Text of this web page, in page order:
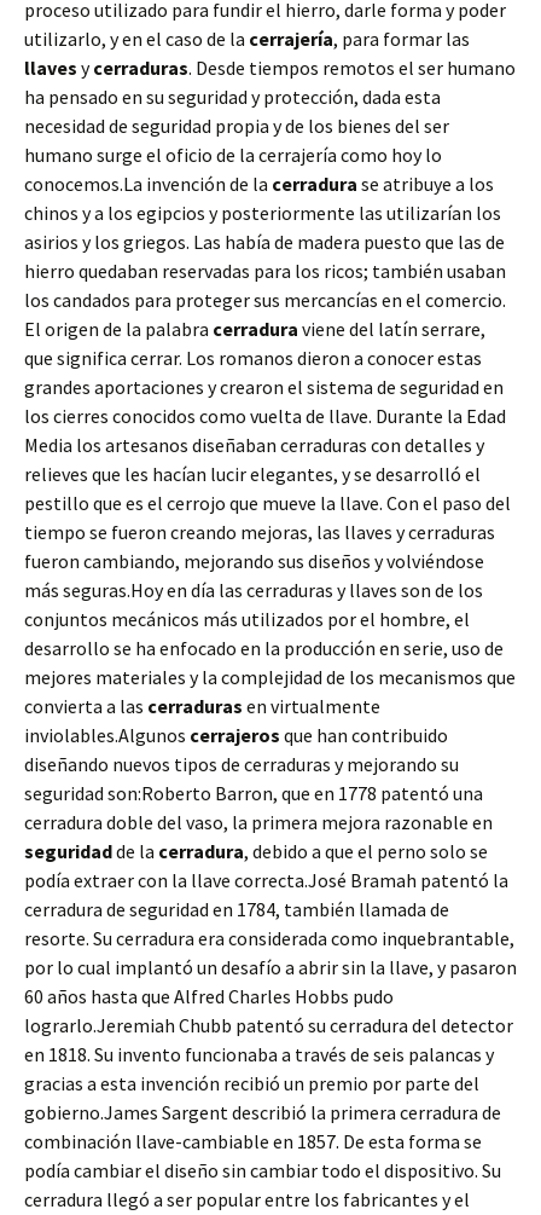
proceso utilizado para fundir el hierro, darle forma y poder
utilizarlo, y en el caso de la cerrajería, para formar las
llaves ycerraduras. Desde tiempos remotos el ser humano
ha pensado en su seguridad y protección, dada esta
necesidad de seguridad propia y de los bienes del ser
humano surge el oficio de la cerrajería como hoy lo
conocemos.La invención de la cerradura se atribuye a los
chinos y a los egipcios y posteriormente las utilizarían los
asirios y los griegos. Las había de madera puesto que las de
hierro quedaban reservadas para los ricos; también usaban
los candados para proteger sus mercancías en el comercio.
El origen de la palabra cerradura viene del latín serrare,
que significa cerrar. Los romanos dieron a conocer estas
grandes aportaciones y crearon el sistema de seguridad en
los cierres conocidos como vuelta de llave. Durante la Edad
Media los artesanos diseñaban cerraduras con detalles y
relieves que les hacían lucir elegantes, y se desarrolló el
pestillo que es el cerrojo que mueve la llave. Con el paso del
tiempo se fueron creando mejoras, las llaves y cerraduras
fueron cambiando, mejorando sus diseños y volviéndose
más seguras.Hoy en día las cerraduras y llaves son de los
conjuntos mecánicos más utilizados por el hombre, el
desarrollo se ha enfocado en la producción en serie, uso de
mejores materiales y la complejidad de los mecanismos que
convierta a las cerraduras en virtualmente
inviolables.Algunos cerrajeros que han contribuido
diseñando nuevos tipos de cerraduras y mejorando su
seguridad son:Roberto Barron, que en 1778 patentó una
cerradura doble del vaso, la primera mejora razonable en
seguridadde la cerradura, debido a que el perno solo se
podía extraer con la llave correcta.José Bramah patentó la
cerradura de seguridad en 1784, también llamada de
resorte. Su cerradura era considerada como inquebrantable,
por lo cual implantó un desafío a abrir sin la llave, y pasaron
60 años hasta que Alfred Charles Hobbs pudo
lograrlo.Jeremiah Chubb patentó su cerradura del detector
en 1818. Su invento funcionaba a través de seis palancas y
gracias a esta invención recibió un premio por parte del
gobierno.James Sargent describió la primera cerradura de
combinación llave-cambiable en 1857. De esta forma se
podía cambiar el diseño sin cambiar todo el dispositivo. Su
cerradura llegó a ser popular entre los fabricantes y el